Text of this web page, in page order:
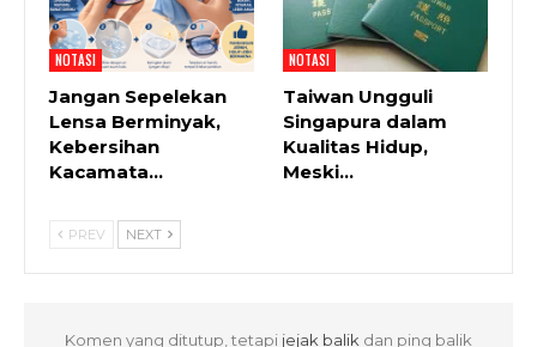
NOTASI
Jangan Sepelekan
Lensa Berminyak,
Kebersihan
Kacamata…
NOTASI
Taiwan Ungguli
Singapura dalam
Kualitas Hidup,
Meski…
PREV NEXT
Komen yang ditutup, tetapi jejak balik dan ping balik